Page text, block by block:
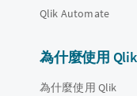
Qlik Automate
為什麼使用
為什麼使用 Qlik